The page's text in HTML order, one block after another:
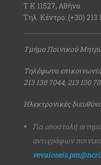
Τ.Κ 11527, Αθήνα
Τηλ. Κέντρο: (+30) 213
Τμήμα Ποινικού
Τηλέφωνα
213 130 7044, 213 130
Ηλεκτρονικές
Για αποστολή
αντιγράφων